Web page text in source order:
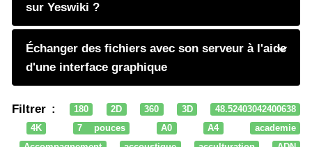
sur Yeswiki ?
Échanger des fichiers avec son serveur à l'aide
d'une interface graphique
Filtrer : 180 2D 360 3D
48.52403042400638
4K
7 pouces A0 A4
academie